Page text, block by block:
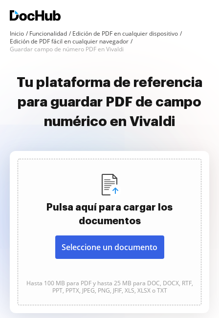
Inicio Funcionalidad
Edición de PDF en cualquier dispositivo
Edición de PDF fácil en cualquier navegador
Guardar campo de número PDF en Vivaldi
Tu plataforma de referencia
para guardar PDF de campo
numérico en Vivaldi
Pulsa aquí para cargar los
documentos
Seleccione un documento
Hasta 100 MB para PDF y hasta 25 MB para DOC, DOCX, RTF,
PPT, PPTX, JPEG, PNG, JFIF, XLS, XLSX o TXT